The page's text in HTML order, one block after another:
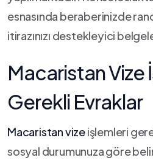
esnasında beraberinizde
itirazınızı destekleyici
Macaristan Vize
Gerekli Evraklar
Macaristan vizeişlemleri
sosyal durumunuza göre